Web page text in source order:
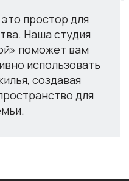
простор для
Наша студия
поможет вам
использовать
создавая
для